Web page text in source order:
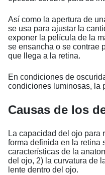
Así como la apertura de
se usa para ajustar la
exponer la película de la
se ensancha o se contrae
que llega a la retina.
En condiciones de
condiciones luminosas, la
Causas de los
La capacidad del ojo para
forma definida en la retina
características de la
del ojo, 2) la curvatura de
lente dentro del ojo.